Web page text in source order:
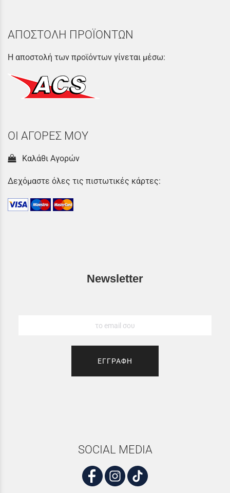
ΑΠΟΣΤΟΛΗ ΠΡΟΪΟΝΤΩΝ
Η αποστολή των προϊόντων γίνεται μέσω:
ΟΙ ΑΓΟΡΕΣ ΜΟΥ
Καλάθι Αγορών
Δεχόμαστε όλες τις πιστωτικές κάρτες:
Newsletter
ΕΓΓΡΑΦΗ
SOCIAL MEDIA